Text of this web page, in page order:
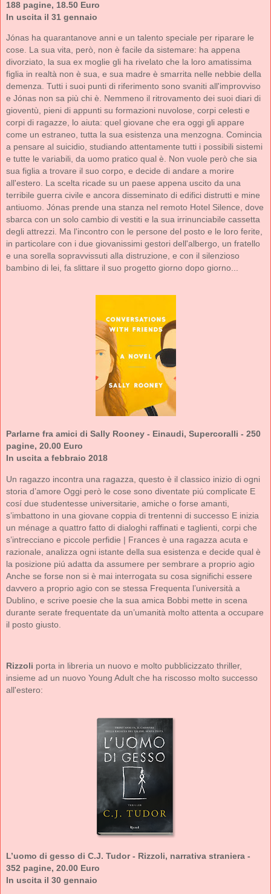
188 pagine, 18.50 Euro
In uscita il 31 gennaio
Jónas ha quarantanove anni e un talento speciale per riparare le
cose. La sua vita, però, non è facile da sistemare: ha appena
divorziato, la sua ex moglie gli ha rivelato che la loro amatissima
figlia in realtà non è sua, e sua madre è smarrita nelle nebbie della
demenza. Tutti i suoi punti di riferimento sono svaniti all'improvviso
e Jónas non sa più chi è. Nemmeno il ritrovamento dei suoi diari di
gioventù, pieni di appunti su formazioni nuvolose, corpi celesti e
corpi di ragazze, lo aiuta: quel giovane che era oggi gli appare
come un estraneo, tutta la sua esistenza una menzogna. Comincia
a pensare al suicidio, studiando attentamente tutti i possibili sistemi
e tutte le variabili, da uomo pratico qual è. Non vuole però che sia
sua figlia a trovare il suo corpo, e decide di andare a morire
all'estero. La scelta ricade su un paese appena uscito da una
terribile guerra civile e ancora disseminato di edifici distrutti e mine
antiuomo. Jónas prende una stanza nel remoto Hotel Silence, dove
sbarca con un solo cambio di vestiti e la sua irrinunciabile cassetta
degli attrezzi. Ma l'incontro con le persone del posto e le loro ferite,
in particolare con i due giovanissimi gestori dell'albergo, un fratello
e una sorella sopravvissuti alla distruzione, e con il silenzioso
bambino di lei, fa slittare il suo progetto giorno dopo giorno...
Parlarne fra amici di Sally Rooney - Einaudi, Supercoralli - 250
pagine, 20.00 Euro
In uscita a febbraio 2018
Un ragazzo incontra una ragazza, questo è il classico inizio di ogni
storia d’amore Oggi però le cose sono diventate piú complicate E
cosí due studentesse universitarie, amiche o forse amanti,
s’imbattono in una giovane coppia di trentenni di successo E inizia
un ménage a quattro fatto di dialoghi raffinati e taglienti, corpi che
s’intrecciano e piccole perfidie | Frances è una ragazza acuta e
razionale, analizza ogni istante della sua esistenza e decide qual è
la posizione piú adatta da assumere per sembrare a proprio agio
Anche se forse non si è mai interrogata su cosa significhi essere
davvero a proprio agio con se stessa Frequenta l’università a
Dublino, e scrive poesie che la sua amica Bobbi mette in scena
durante serate frequentate da un’umanità molto attenta a occupare
il posto giusto.
Rizzoli porta in libreria un nuovo e molto pubblicizzato thriller,
insieme ad un nuovo Young Adult che ha riscosso molto successo
all'estero:
L’uomo di gesso di C.J. Tudor - Rizzoli, narrativa straniera -
352 pagine, 20.00 Euro
In uscita il 30 gennaio